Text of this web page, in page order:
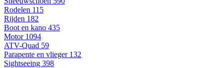
Rodelen 115
Rijden 182
Boot en kano 435
Motor 1094
ATV-Quad 59
Parapente en vlieger 132
Sightseeing 398